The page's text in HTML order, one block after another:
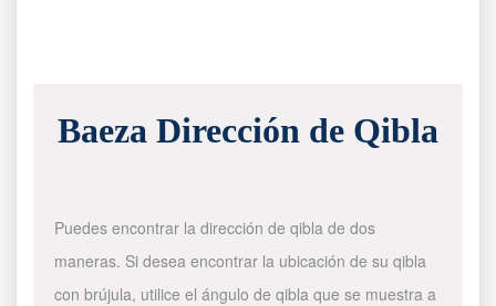
Baeza Dirección de Qibla
Puedes encontrar la dirección de qibla de dos
maneras. Si desea encontrar la ubicación de su qibla
con brújula, utilice el ángulo de qibla que se muestra a